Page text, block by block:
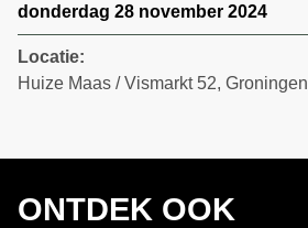
donderdag 28 november 2024
Locatie:
Huize Maas / Vismarkt 52, Groningen
ONTDEK OOK